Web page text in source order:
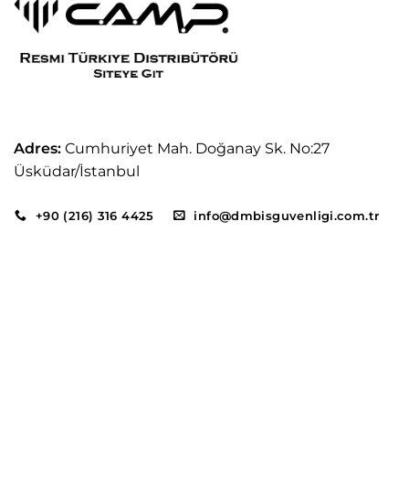
Adres: Cumhuriyet Mah. Doğanay Sk. No:27
Üsküdar/İstanbul
+90 (216) 316 4425 info@dmbisguvenligi.com.tr